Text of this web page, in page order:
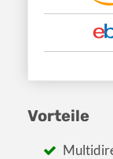
Vorteile